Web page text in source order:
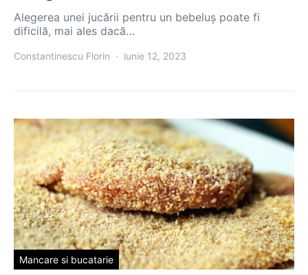
Alegerea unei jucării pentru un bebeluș poate fi
dificilă, mai ales dacă…
Constantinescu Florin iunie 12, 2023
Mancare si bucatarie